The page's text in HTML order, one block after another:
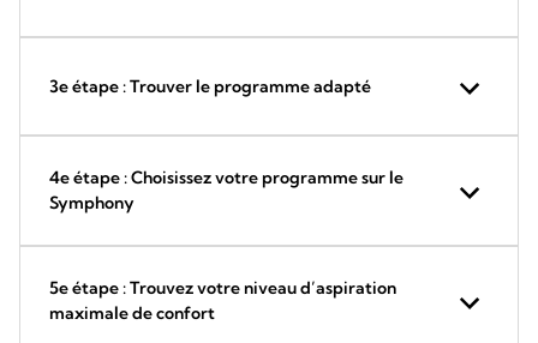
3e étape : Trouver le programme adapté
4e étape : Choisissez votre programme sur le
Symphony
5e étape : Trouvez votre niveau d’aspiration
maximale de confort